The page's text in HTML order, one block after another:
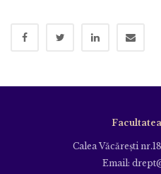
Calea Văcăreşti
Email: